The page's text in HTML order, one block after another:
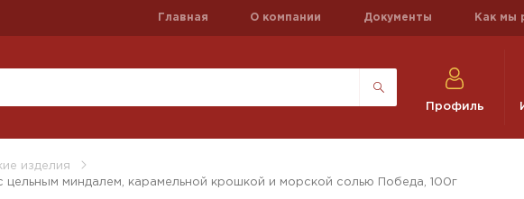
Главная О компании Документы Как мы
Профиль
изделия
миндалем, карамельной крошкой и морской солью Победа, 100г